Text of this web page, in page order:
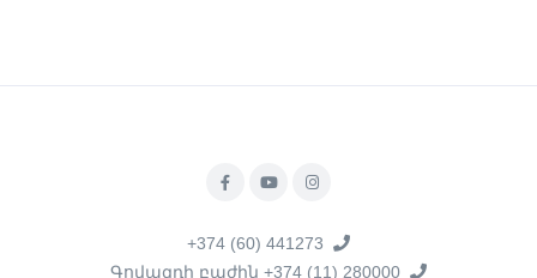
+374 (60) 441273
Գովազդի բաժին +374 (11) 280000